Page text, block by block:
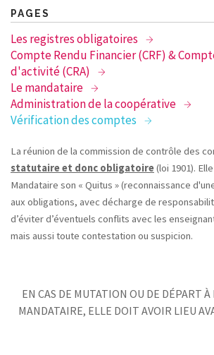
RECHERCHER
CONTACT
PAGES
Les registres obligatoires
Compte Rendu Financier (CRF) &
d'activité (CRA)
Le mandataire
Administration de la coopérative
Vérification des comptes
La réunion de la commission de contrôle des
statutaire et donc obligatoire(loi 1901).
Mandataire son « Quitus » (reconnaissance
aux obligations, avec décharge de
d’éviter d’éventuels conflits avec les
mais aussi toute contestation ou suspicion.
EN CAS DE MUTATION OU DE DÉPART
MANDATAIRE, ELLE DOIT AVOIR LIEU